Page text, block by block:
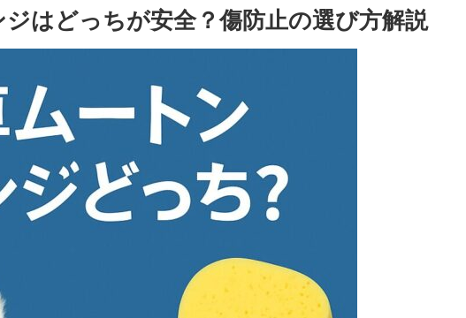
はどっちが安全？傷防止の選び方解説